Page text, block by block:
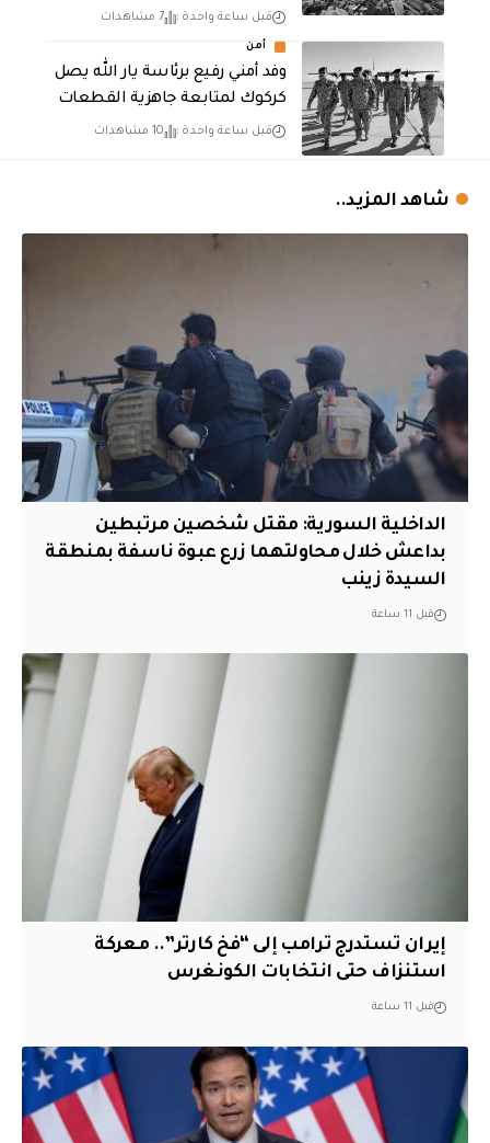
قبل ساعة واحدة 7 مشاهدات
أمن
وفد أمني رفيع برئاسة يار الله يصل
كركوك لمتابعة جاهزية القطعات
قبل ساعة واحدة 10 مشاهدات
شاهد المزيد..
الداخلية السورية: مقتل شخصين مرتبطين
بداعش خلال محاولتهما زرع عبوة ناسفة بمنطقة
السيدة زينب
قبل 11 ساعة
إيران تستدرج ترامب إلى “فخ كارتر”.. معركة
استنزاف حتى انتخابات الكونغرس
قبل 11 ساعة